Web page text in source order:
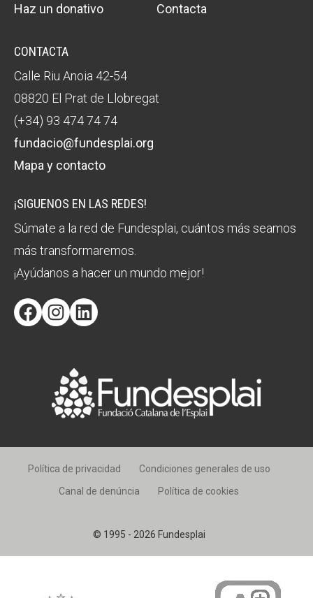
Haz un donativo
Contacta
CONTACTA
Calle Riu Anoia 42-54
08820 El Prat de Llobregat
(+34) 93 474 74 74
fundacio@fundesplai.org
Mapa y contacto
¡SIGUENOS EN LAS REDES!
Súmate a la red de Fundesplai, cuántos más seamos
más transformaremos.
¡Ayúdanos a hacer un mundo mejor!
FacebookInstagram
LinkedIn
© 1995 - 2026 Fundesplai
Política de privacidad
Condiciones generales de uso
Canal de denúncia
Política de cookies